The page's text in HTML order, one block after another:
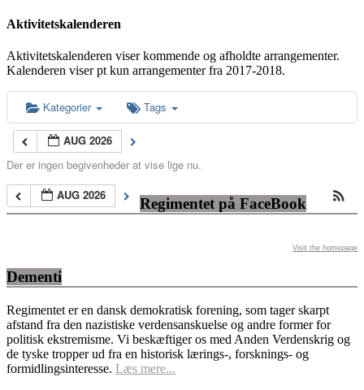
Aktivitetskalenderen
Aktivitetskalenderen viser kommende og afholdte arrangementer.
Kalenderen viser pt kun arrangementer fra 2017-2018.
Kategorier Tags
AUG 2026
Der er ingen begivenheder at vise lige nu.
AUG 2026
Regimentet på FaceBook
Visit the homepage
Dementi
Regimentet er en dansk demokratisk forening, som tager skarpt
afstand fra den nazistiske verdensanskuelse og andre former for
politisk ekstremisme. Vi beskæftiger os med Anden Verdenskrig og
de tyske tropper ud fra en historisk lærings-, forsknings- og
formidlingsinteresse. Læs mere...